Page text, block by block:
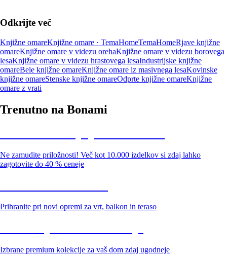
Odkrijte več
Knjižne omareKnjižne omare · TemaHomeTemaHomeRjave knjižne
omareKnjižne omare v videzu orehaKnjižne omare v videzu borovega
lesaKnjižne omare v videzu hrastovega lesaIndustrijske knjižne
omareBele knjižne omareKnjižne omare iz masivnega lesaKovinske
knjižne omareStenske knjižne omareOdprte knjižne omareKnjižne
omare z vrati
Trenutno na Bonami
Ne zamudite priložnosti! Več kot 10.000 izdelkov si zdaj lahko
zagotovite do 40 % ceneje
Prihranite pri novi opremi za vrt, balkon in teraso
Izbrane premium kolekcije za vaš dom zdaj ugodneje